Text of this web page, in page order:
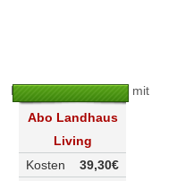
Abo Landhaus
Living
39,30€
Kosten